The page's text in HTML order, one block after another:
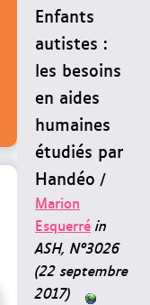
Enfants
autistes :
les besoins
en aides
humaines
étudiés par
Handéo /
Marion
Esquerré in
ASH, N°3026
(22 septembre
2017)